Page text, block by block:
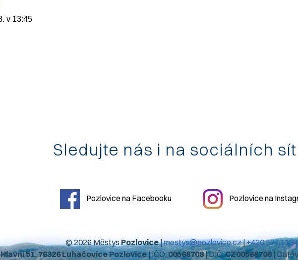
Sledujte nás i na sociálních
Pozlovice na Facebooku Pozlovice na
© 2026 MěstysPozlovice|mestys@pozlovice.cz|+420 577 113
Hlavní 51, 76326 Luhačovice Pozlovice| IČO:00568708| DIČ:CZ00568708|